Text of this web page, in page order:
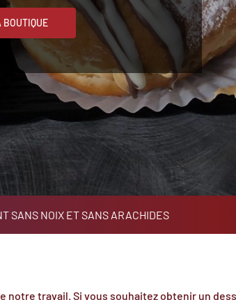
BOUTIQUE
SANS NOIX ET SANS ARACHIDES
notre travail. Si vous souhaitez obtenir un